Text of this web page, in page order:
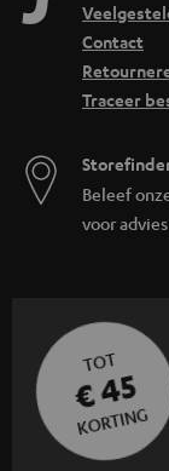
Contact
Traceer
Beleef
voor
TOT
€ 45
KORTING